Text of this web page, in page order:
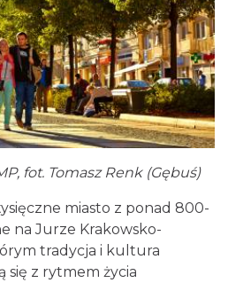
fot. Tomasz Renk (Gębuś)
miasto z ponad 800-
na Jurze Krakowsko-
tradycja i kultura
się z rytmem życia